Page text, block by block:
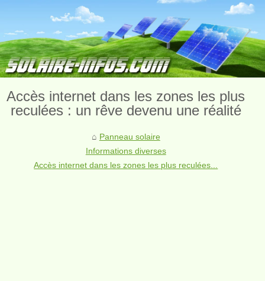
Accès internet dans les zones les plus
reculées : un rêve devenu une réalité
Panneau solaire
Informations diverses
Accès internet dans les zones les plus reculées...